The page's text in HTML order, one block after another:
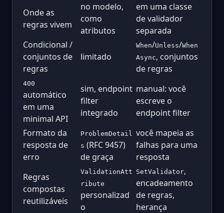
Onde as
regras vivem
no modelo,
como
atributos
em uma classe
de validador
separada
Condicional /
conjuntos de
regras
limitado
When/Unless/When
Async, conjuntos
de regras
400
automático
em uma
minimal API
sim, endpoint
filter
integrado
manual: você
escreve o
endpoint filter
Formato da
resposta de
erro
ProblemDetail
s (RFC 9457)
de graça
você mapeia as
falhas para uma
resposta
Regras
compostas
reutilizáveis
ValidationAtt
ribute
personalizad
o
SetValidator,
encadeamento
de regras,
herança